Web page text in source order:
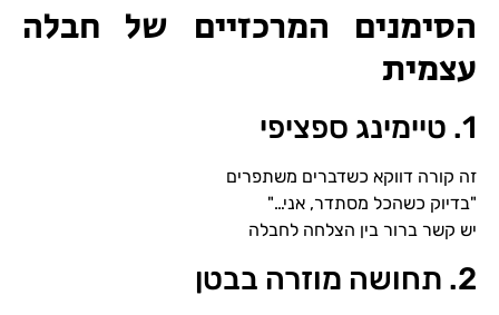
הסימנים המרכזיים של חבלה
עצמית
1. טיימינג ספציפי
זה קורה דווקא כשדברים משתפרים
"בדיוק כשהכל מסתדר, אני…"
יש קשר ברור בין הצלחה לחבלה
2. תחושה מוזרה בבטן